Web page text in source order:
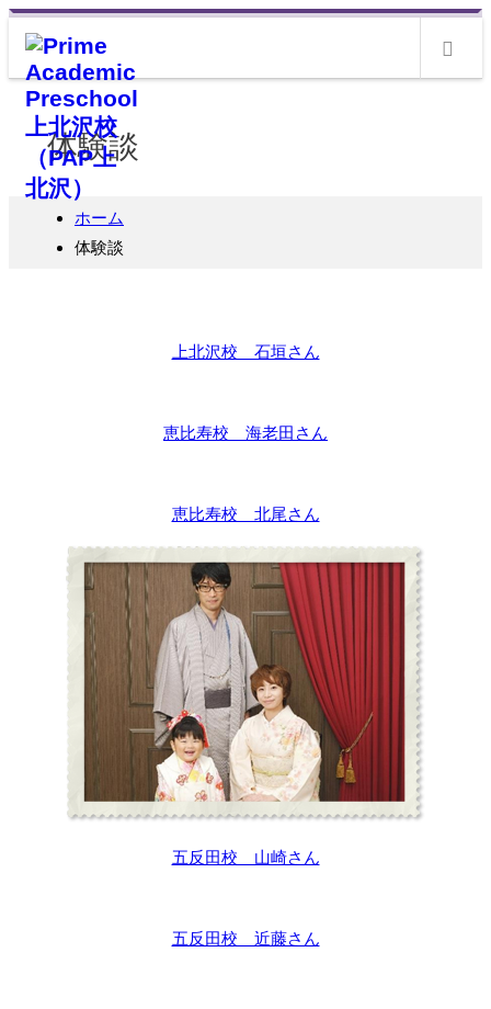
体験談
ホーム
体験談
上北沢校 石垣さん
恵比寿校 海老田さん
恵比寿校 北尾さん
五反田校 山崎さん
五反田校 近藤さん